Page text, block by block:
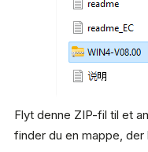
Flyt denne ZIP-fil til et
finder du en mappe, der